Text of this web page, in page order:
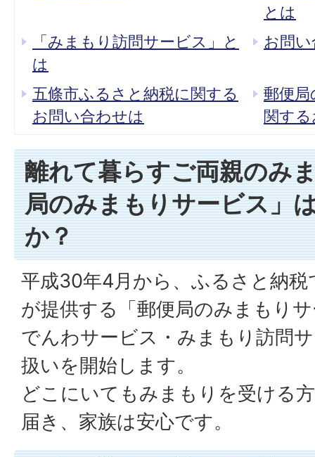
とは
「みまもり訪問サービス」と
は
お問
五條市ふるさと納税に関する
お問い合わせは
郵便
関す
離れて暮らすご両親のみ
局のみまもりサービス」
か？
平成30年4月から、ふるさと納税
が提供する「郵便局のみまもり
でんわサービス・みまもり訪問
扱いを開始します。
どこにいてもみまもりを受ける
届き、家族は安心です。